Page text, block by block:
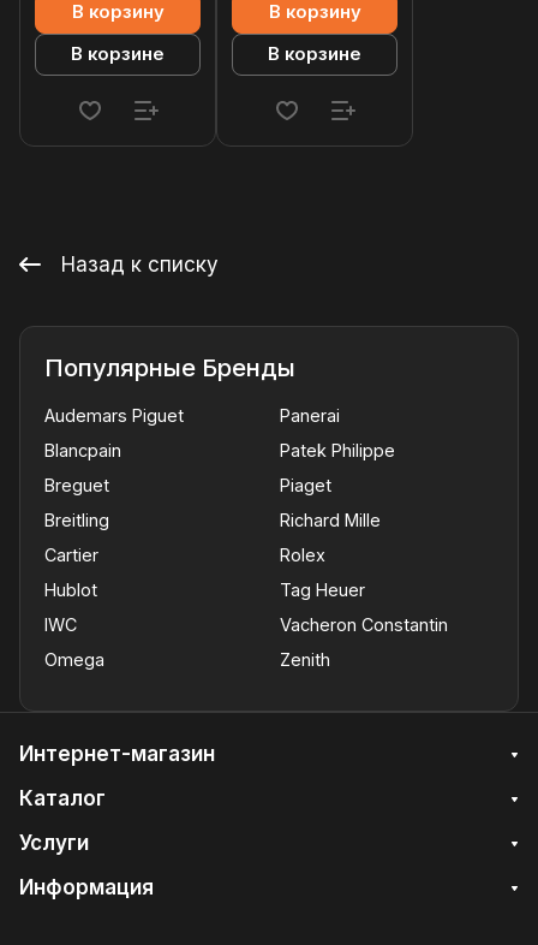
В корзину
В корзине
В корзину
В корзине
Назад к списку
Популярные Бренды
Audemars Piguet
Blancpain
Breguet
Breitling
Cartier
Hublot
IWC
Omega
Panerai
Patek Philippe
Piaget
Richard Mille
Rolex
Tag Heuer
Vacheron Constantin
Zenith
Интернет-магазин
Каталог
Услуги
Информация